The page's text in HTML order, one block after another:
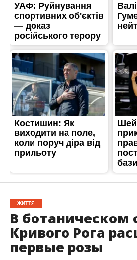
ЖИТТЯ
В ботаническом
Кривого Рога
первые розы